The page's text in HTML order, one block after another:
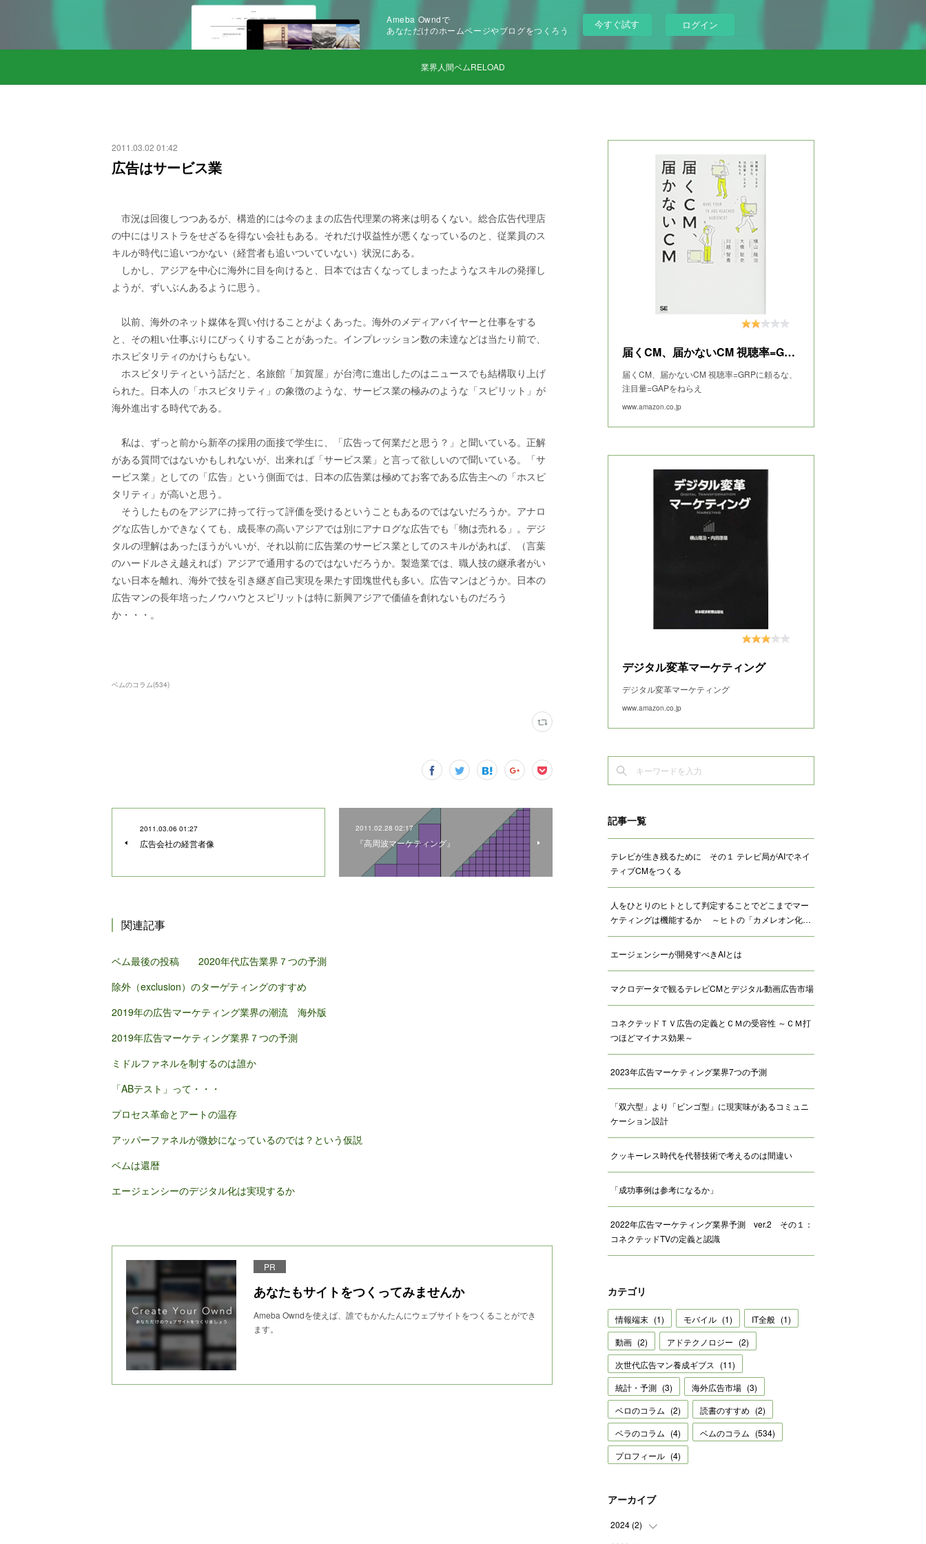
Ameba Owndで
あなただけのホームページやブログをつくろう
今すぐ試す ログイン
業界人間ベムRELOAD
2011.03.02 01:42
広告はサービス業
市況は回復しつつあるが、構造的には今のままの広告代理業の将来は明るくない。総合広告代理店
の中にはリストラをせざるを得ない会社もある。それだけ収益性が悪くなっているのと、従業員のス
キルが時代に追いつかない（経営者も追いついていない）状況にある。
しかし、アジアを中心に海外に目を向けると、日本では古くなってしまったようなスキルの発揮し
ようが、ずいぶんあるように思う。
以前、海外のネット媒体を買い付けることがよくあった。海外のメディアバイヤーと仕事をする
と、その粗い仕事ぶりにびっくりすることがあった。インプレッション数の未達などは当たり前で、
ホスピタリティのかけらもない。
ホスピタリティという話だと、名旅館「加賀屋」が台湾に進出したのはニュースでも結構取り上げ
られた。日本人の「ホスピタリティ」の象徴のような、サービス業の極みのような「スピリット」が
海外進出する時代である。
私は、ずっと前から新卒の採用の面接で学生に、「広告って何業だと思う？」と聞いている。正解
がある質問ではないかもしれないが、出来れば「サービス業」と言って欲しいので聞いている。「サ
ービス業」としての「広告」という側面では、日本の広告業は極めてお客である広告主への「ホスピ
タリティ」が高いと思う。
そうしたものをアジアに持って行って評価を受けるということもあるのではないだろうか。アナロ
グな広告しかできなくても、成長率の高いアジアでは別にアナログな広告でも「物は売れる」。デジ
タルの理解はあったほうがいいが、それ以前に広告業のサービス業としてのスキルがあれば、（言葉
のハードルさえ越えれば）アジアで通用するのではないだろうか。製造業では、職人技の継承者がい
ない日本を離れ、海外で技を引き継ぎ自己実現を果たす団塊世代も多い。広告マンはどうか。日本の
広告マンの長年培ったノウハウとスピリットは特に新興アジアで価値を創れないものだろう
か・・・。
ベムのコラム(534)
2011.03.06 01:27
広告会社の経営者像
2011.02.28 02:17
『高周波マーケティング』
関連記事
ベム最後の投稿 2020年代広告業界７つの予測
除外（exclusion）のターゲティングのすすめ
2019年の広告マーケティング業界の潮流 海外版
2019年広告マーケティング業界７つの予測
ミドルファネルを制するのは誰か
「ABテスト」って・・・
プロセス革命とアートの温存
アッパーファネルが微妙になっているのでは？という仮説
ベムは還暦
エージェンシーのデジタル化は実現するか
PR
あなたもサイトをつくってみませんか
Ameba Owndを使えば、誰でもかんたんにウェブサイトをつくることができ
ます。
届くCM、届かないCM 視聴率=GRPに頼るな、注目量=GAPをねらえ
届くCM、届かないCM 視聴率=GRPに頼るな、
注目量=GAPをねらえ
www.amazon.co.jp
デジタル変革マーケティング
デジタル変革マーケティング
www.amazon.co.jp
記事一覧
テレビが生き残るために その１ テレビ局がAIでネイ
ティブCMをつくる
人をひとりのヒトとして判定することでどこまでマー
ケティングは機能するか ～ヒトの「カメレオン化…
エージェンシーが開発すべきAIとは
マクロデータで観るテレビCMとデジタル動画広告市場
コネクテッドＴＶ広告の定義とＣＭの受容性 ～ＣＭ打
つほどマイナス効果～
2023年広告マーケティング業界7つの予測
「双六型」より「ビンゴ型」に現実味があるコミュニ
ケーション設計
クッキーレス時代を代替技術で考えるのは間違い
「成功事例は参考になるか」
2022年広告マーケティング業界予測 ver.2 その１：
コネクテッドTVの定義と認識
カテゴリ
情報端末 (1) モバイル (1) IT全般 (1)
動画 (2) アドテクノロジー (2)
次世代広告マン養成ギブス
(11)
統計・予測 (3) 海外広告市場 (3)
ベロのコラム (2) 読書のすすめ (2)
ベラのコラム (4) ベムのコラム (534)
プロフィール (4)
アーカイブ
2024 (2)